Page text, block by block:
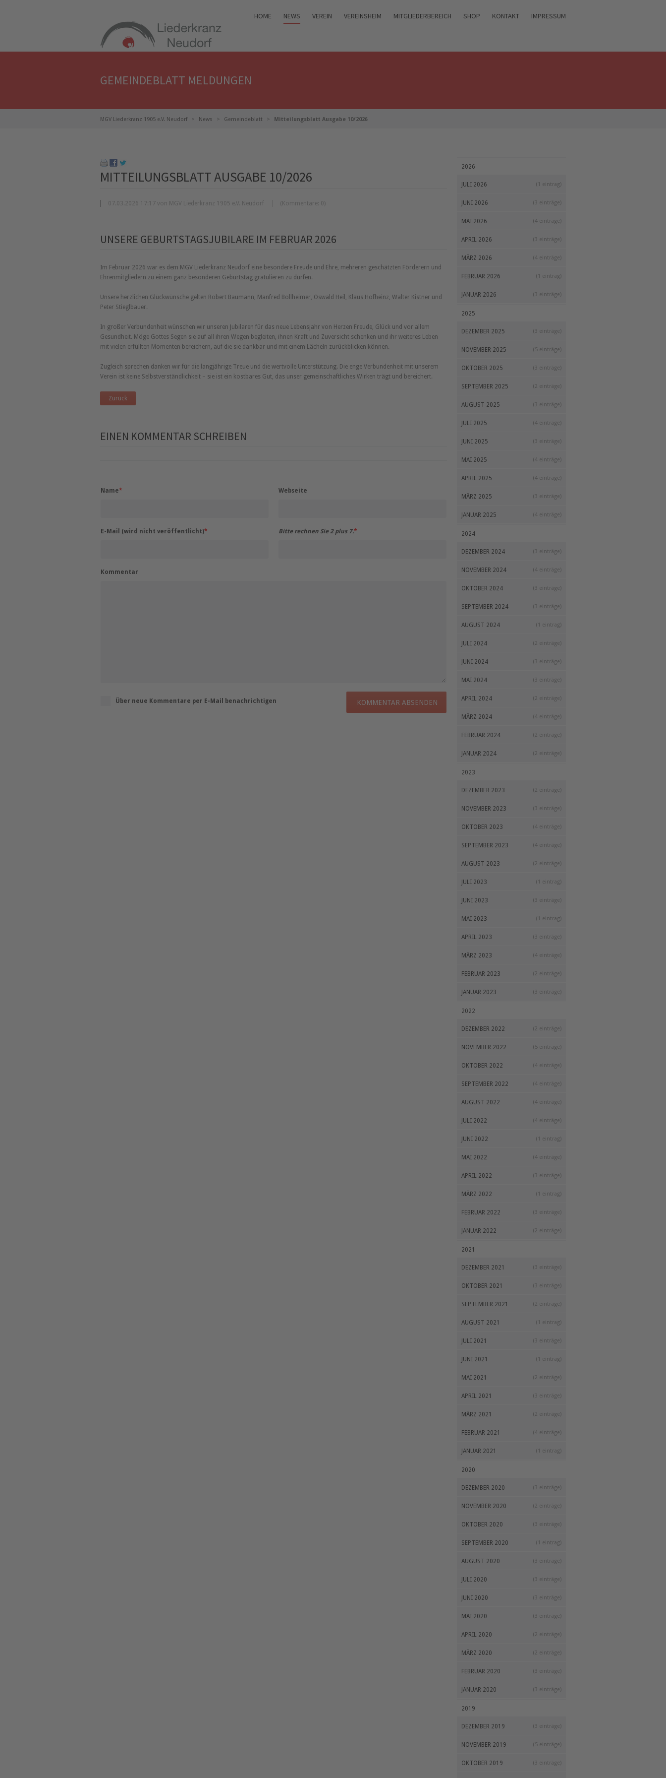
HOME NEWS VEREIN VEREINSHEIM MITGLIEDERBEREICH SHOP KONTAKT IMPRESSUM
GEMEINDEBLATT MELDUNGEN
MGV Liederkranz 1905 e.V. Neudorf News Gemeindeblatt Mitteilungsblatt Ausgabe 10/2026
MITTEILUNGSBLATT AUSGABE 10/2026
07.03.2026 17:17 von MGV Liederkranz 1905 e.V. Neudorf (Kommentare: 0)
UNSERE GEBURTSTAGSJUBILARE IM FEBRUAR 2026
Im Februar 2026 war es dem MGV Liederkranz Neudorf eine besondere Freude und Ehre, mehreren geschätzten Förderern und
Ehrenmitgliedern zu einem ganz besonderen Geburtstag gratulieren zu dürfen.
Unsere herzlichen Glückwünsche gelten Robert Baumann, Manfred Bollheimer, Oswald Heil, Klaus Hofheinz, Walter Kistner und
Peter Stieglbauer.
In großer Verbundenheit wünschen wir unseren Jubilaren für das neue Lebensjahr von Herzen Freude, Glück und vor allem
Gesundheit. Möge Gottes Segen sie auf all ihren Wegen begleiten, ihnen Kraft und Zuversicht schenken und ihr weiteres Leben
mit vielen erfüllten Momenten bereichern, auf die sie dankbar und mit einem Lächeln zurückblicken können.
Zugleich sprechen danken wir für die langjährige Treue und die wertvolle Unterstützung. Die enge Verbundenheit mit unserem
Verein ist keine Selbstverständlichkeit – sie ist ein kostbares Gut, das unser gemeinschaftliches Wirken trägt und bereichert.
Zurück
EINEN KOMMENTAR SCHREIBEN
Name*
E-Mail (wird nicht veröffentlicht)*
Webseite
Bitte rechnen Sie 2 plus 7.*
Kommentar
Über neue Kommentare per E-Mail benachrichtigen KOMMENTAR ABSENDEN
2026
JULI 2026 (1 eintrag)
JUNI 2026 (3 einträge)
MAI 2026 (4 einträge)
APRIL 2026 (3 einträge)
MÄRZ 2026 (4 einträge)
FEBRUAR 2026 (1 eintrag)
JANUAR 2026 (3 einträge)
2025
DEZEMBER 2025 (3 einträge)
NOVEMBER 2025 (5 einträge)
OKTOBER 2025 (3 einträge)
SEPTEMBER 2025 (2 einträge)
AUGUST 2025 (3 einträge)
JULI 2025 (4 einträge)
JUNI 2025 (3 einträge)
MAI 2025 (4 einträge)
APRIL 2025 (4 einträge)
MÄRZ 2025 (3 einträge)
JANUAR 2025 (4 einträge)
2024
DEZEMBER 2024 (3 einträge)
NOVEMBER 2024 (4 einträge)
OKTOBER 2024 (3 einträge)
SEPTEMBER 2024 (3 einträge)
AUGUST 2024 (1 eintrag)
JULI 2024 (2 einträge)
JUNI 2024 (3 einträge)
MAI 2024 (3 einträge)
APRIL 2024 (2 einträge)
MÄRZ 2024 (4 einträge)
FEBRUAR 2024 (2 einträge)
JANUAR 2024 (2 einträge)
2023
DEZEMBER 2023 (2 einträge)
NOVEMBER 2023 (3 einträge)
OKTOBER 2023 (4 einträge)
SEPTEMBER 2023 (4 einträge)
AUGUST 2023 (2 einträge)
JULI 2023 (1 eintrag)
JUNI 2023 (3 einträge)
MAI 2023 (1 eintrag)
APRIL 2023 (3 einträge)
MÄRZ 2023 (4 einträge)
FEBRUAR 2023 (2 einträge)
JANUAR 2023 (3 einträge)
2022
DEZEMBER 2022 (2 einträge)
NOVEMBER 2022 (5 einträge)
OKTOBER 2022 (4 einträge)
SEPTEMBER 2022 (4 einträge)
AUGUST 2022 (4 einträge)
JULI 2022 (4 einträge)
JUNI 2022 (1 eintrag)
MAI 2022 (4 einträge)
APRIL 2022 (3 einträge)
MÄRZ 2022 (1 eintrag)
FEBRUAR 2022 (3 einträge)
JANUAR 2022 (2 einträge)
2021
DEZEMBER 2021 (3 einträge)
OKTOBER 2021 (3 einträge)
SEPTEMBER 2021 (2 einträge)
AUGUST 2021 (1 eintrag)
JULI 2021 (3 einträge)
JUNI 2021 (1 eintrag)
MAI 2021 (2 einträge)
APRIL 2021 (3 einträge)
MÄRZ 2021 (2 einträge)
FEBRUAR 2021 (4 einträge)
JANUAR 2021 (1 eintrag)
2020
DEZEMBER 2020 (3 einträge)
NOVEMBER 2020 (2 einträge)
OKTOBER 2020 (3 einträge)
SEPTEMBER 2020 (1 eintrag)
AUGUST 2020 (3 einträge)
JULI 2020 (3 einträge)
JUNI 2020 (3 einträge)
MAI 2020 (3 einträge)
APRIL 2020 (2 einträge)
MÄRZ 2020 (2 einträge)
FEBRUAR 2020 (3 einträge)
JANUAR 2020 (3 einträge)
2019
DEZEMBER 2019 (3 einträge)
NOVEMBER 2019 (5 einträge)
OKTOBER 2019 (3 einträge)